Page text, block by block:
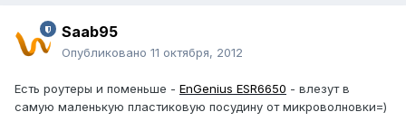
Saab95
Опубликовано 11 октября, 2012
Есть роутеры и поменьше - EnGenius ESR6650 - влезут в
самую маленькую пластиковую посудину от микроволновки=)